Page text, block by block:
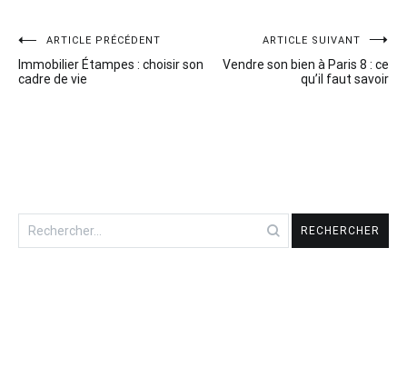
Navigation
de
ARTICLE PRÉCÉDENT
Immobilier Étampes : choisir son
cadre de vie
ARTICLE SUIVANT
Vendre son bien à Paris 8 : ce
qu’il faut savoir